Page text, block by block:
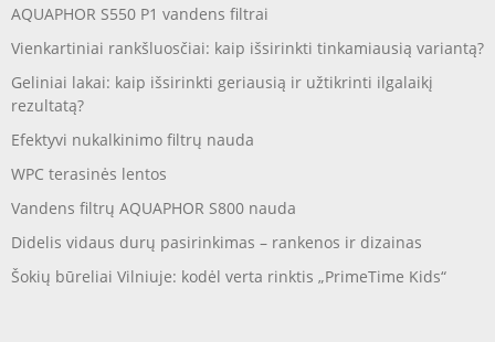
AQUAPHOR S550 P1 vandens filtrai
Vienkartiniai rankšluosčiai: kaip išsirinkti tinkamiausią variantą?
Geliniai lakai: kaip išsirinkti geriausią ir užtikrinti ilgalaikį
rezultatą?
Efektyvi nukalkinimo filtrų nauda
WPC terasinės lentos
Vandens filtrų AQUAPHOR S800 nauda
Didelis vidaus durų pasirinkimas – rankenos ir dizainas
Šokių būreliai Vilniuje: kodėl verta rinktis „PrimeTime Kids“